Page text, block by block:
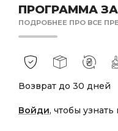
ПРОГРАММА
ПОДРОБНЕЕ ПРО ВСЕ
Возврат до 30 дней
Войди, чтобы